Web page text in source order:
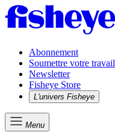
Abonnement
Soumettre votre travail
Newsletter
Fisheye Store
L'univers Fisheye
Menu